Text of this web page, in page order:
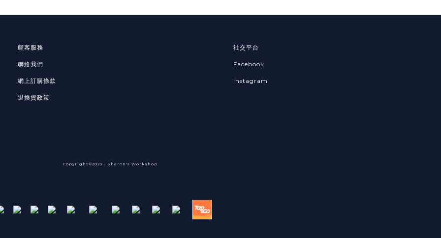
顧客服務
聯絡我們
網上訂購條款
退換貨政策
社交平台
Facebook
Instagram
Copyright©2023 - Sharon's Workshop